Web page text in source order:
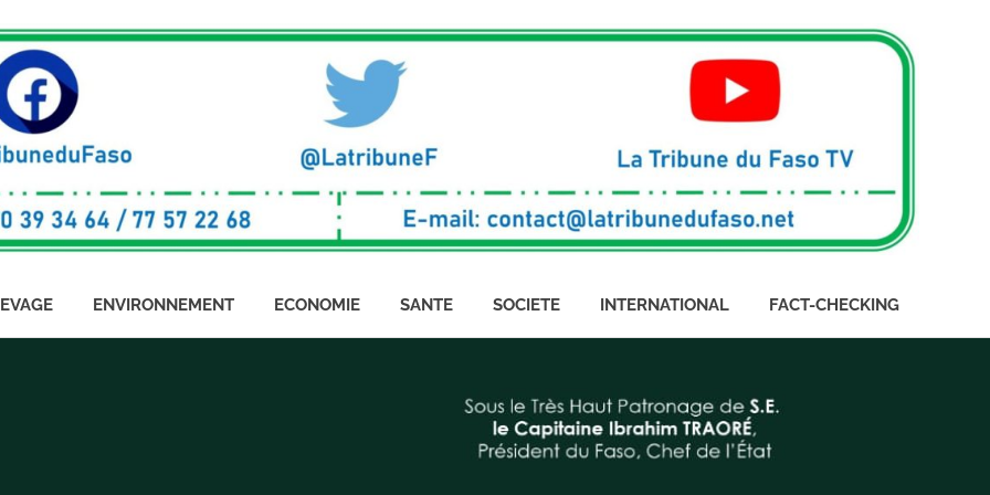
ENVIRONNEMENT ECONOMIE SANTE SOCIETE INTERNATIONAL FACT-CHECKING